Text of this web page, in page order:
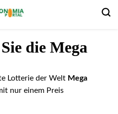
die Mega
Lotterie der Welt Mega
nur einem Preis